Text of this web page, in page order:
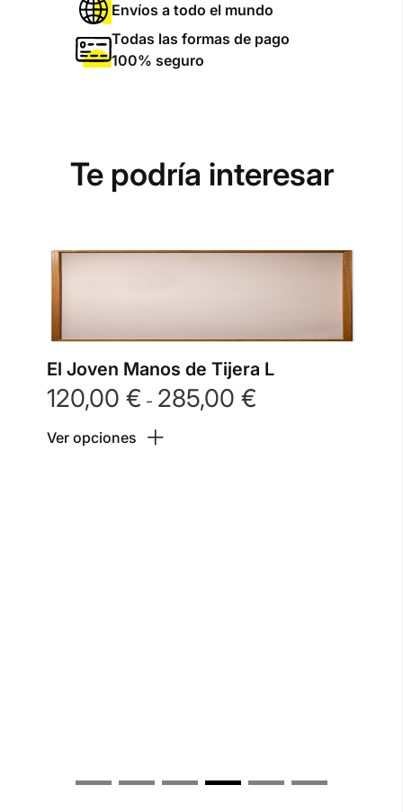
Envíos a todo el mundo
Todas las formas de pago
100% seguro
Te podría interesar
El Joven Manos de Tijera L
120,00 € - 285,00 €
Ver opciones